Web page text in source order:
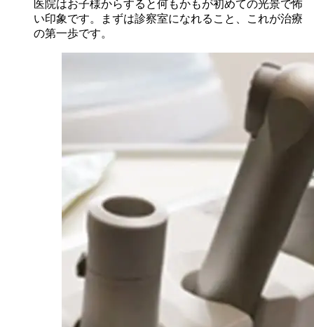
医院はお子様からすると何もかもが初めての光景で怖
い印象です。まずは診察室になれること、これが治療
の第一歩です。